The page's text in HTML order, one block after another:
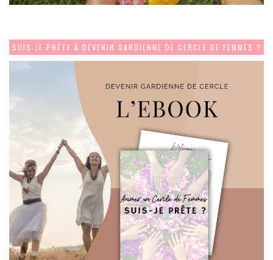
SUIS-JE PRÊTE À DEVENIR GARDIENNE DE CERCLE DE FEMMES ?